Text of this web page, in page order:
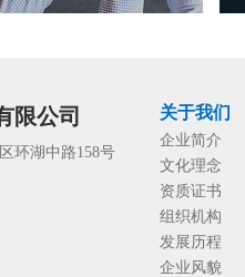
限公司
环湖中路158号
关于我们
企业简介
文化理念
资质证书
组织机构
发展历程
企业风貌